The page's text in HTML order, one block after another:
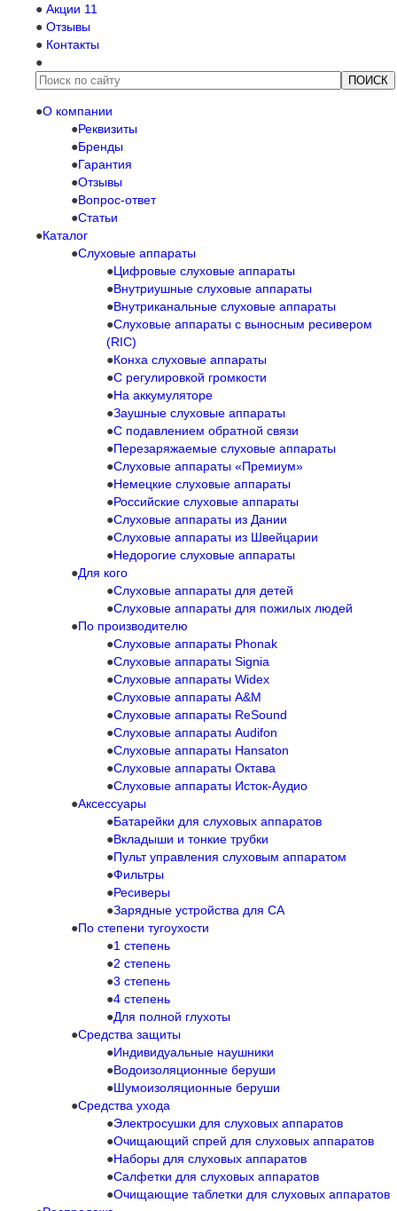
Акции 11
Отзывы
Контакты
О компании
Реквизиты
Бренды
Гарантия
Отзывы
Вопрос-ответ
Статьи
Каталог
Слуховые аппараты
Цифровые слуховые аппараты
Внутриушные слуховые аппараты
Внутриканальные слуховые аппараты
Слуховые аппараты с выносным ресивером
(RIC)
Конха слуховые аппараты
С регулировкой громкости
На аккумуляторе
Заушные слуховые аппараты
C подавлением обратной связи
Перезаряжаемые слуховые аппараты
Слуховые аппараты «Премиум»
Немецкие слуховые аппараты
Российские слуховые аппараты
Слуховые аппараты из Дании
Слуховые аппараты из Швейцарии
Недорогие слуховые аппараты
Для кого
Слуховые аппараты для детей
Слуховые аппараты для пожилых людей
По производителю
Слуховые аппараты Phonak
Слуховые аппараты Signia
Слуховые аппараты Widex
Слуховые аппараты A&M
Слуховые аппараты ReSound
Слуховые аппараты Audifon
Слуховые аппараты Hansaton
Слуховые аппараты Октава
Слуховые аппараты Исток-Аудио
Аксессуары
Батарейки для слуховых аппаратов
Вкладыши и тонкие трубки
Пульт управления слуховым аппаратом
Фильтры
Ресиверы
Зарядные устройства для СА
По степени тугоухости
1 степень
2 степень
3 степень
4 степень
Для полной глухоты
Средства защиты
Индивидуальные наушники
Водоизоляционные беруши
Шумоизоляционные беруши
Средства ухода
Электросушки для слуховых аппаратов
Очищающий спрей для слуховых аппаратов
Наборы для слуховых аппаратов
Салфетки для слуховых аппаратов
Очищающие таблетки для слуховых аппаратов